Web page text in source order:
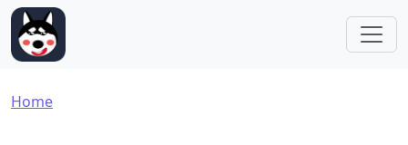
Skip to main content
Breadcrumb
Home